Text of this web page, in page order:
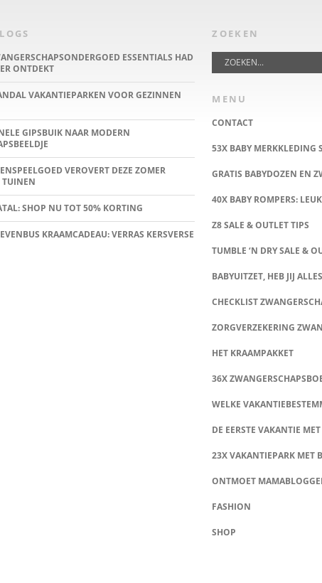
ESSENTIALS HAD
ONTDEKT
VAKANTIEPARKEN VOOR GEZINNEN
GIPSBUIK NAAR MODERN
VEROVERT DEZE ZOMER
TUINEN
SHOP NU TOT 50% KORTING
KRAAMCADEAU: VERRAS KERSVERSE
ZOEKEN
MENU
CONTACT
53X BABY MERKKLEDING
GRATIS BABYDOZEN EN
40X BABY ROMPERS:
Z8 SALE & OUTLET TIPS
TUMBLE ‘N DRY SALE &
BABYUITZET, HEB JIJ
CHECKLIST
ZORGVERZEKERING
HET KRAAMPAKKET
36X
WELKE
DE EERSTE VAKANTIE
23X VAKANTIEPARK MET
ONTMOET
FASHION
SHOP